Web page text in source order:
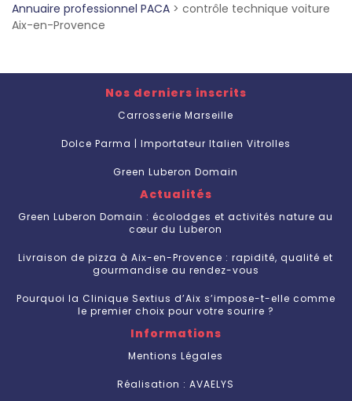
Annuaire professionnel PACA > contrôle technique voiture
Aix-en-Provence
Nos derniers inscrits
Carrosserie Marseille
Dolce Parma | Importateur Italien Vitrolles
Green Luberon Domain
Actualités
Green Luberon Domain : écolodges et activités nature au
cœur du Luberon
Livraison de pizza à Aix-en-Provence : rapidité, qualité et
gourmandise au rendez-vous
Pourquoi la Clinique Sextius d’Aix s’impose-t-elle comme
le premier choix pour votre sourire ?
Informations
Mentions Légales
Réalisation : AVAELYS